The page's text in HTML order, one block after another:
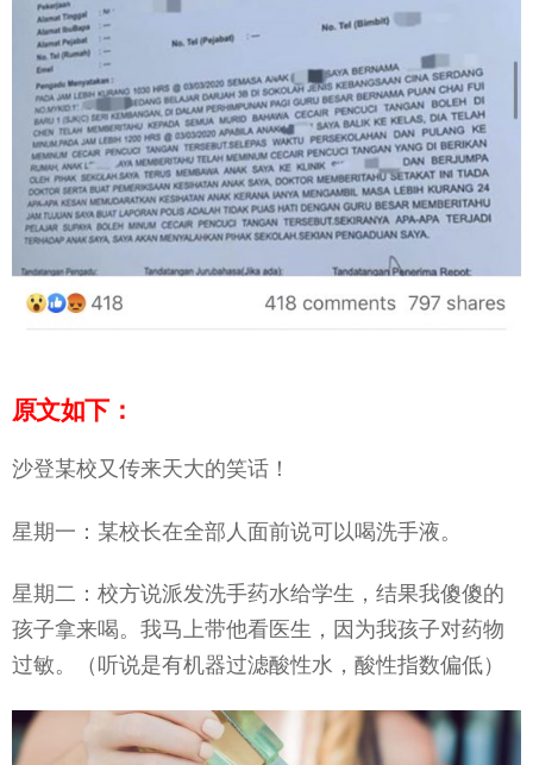
原文如下：
沙登某校又传来天大的笑话！
星期一：某校长在全部人面前说可以喝洗手液。
星期二：校方说派发洗手药水给学生，结果我傻傻的
孩子拿来喝。我马上带他看医生，因为我孩子对药物
过敏。（听说是有机器过滤酸性水，酸性指数偏低）